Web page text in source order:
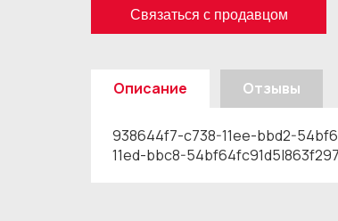
Связаться с продавцом
Описание Отзывы
938644f7-c738-11ee-bbd2-
11ed-bbc8-